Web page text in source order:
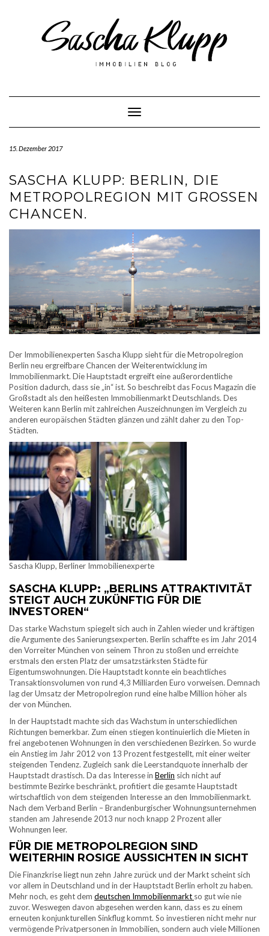
Toggle Navigation
15. Dezember 2017
SASCHA KLUPP: BERLIN, DIE
METROPOLREGION MIT GROSSEN C
HANCEN.
Der Immobilienexperten Sascha Klupp sieht für die Metropolregion
Berlin neu ergreifbare Chancen der Weiterentwicklung im
Immobilienmarkt. Die Hauptstadt ergreift eine außerordentliche
Position dadurch, dass sie „in“ ist. So beschreibt das Focus Magazin die
Großstadt als den heißesten Immobilienmarkt Deutschlands. Des
Weiteren kann Berlin mit zahlreichen Auszeichnungen im Vergleich zu
anderen europäischen Städten glänzen und zählt daher zu den Top-
Städten.
Sascha Klupp, Berliner Immobilienexperte
SASCHA KLUPP: „BERLINS ATTRAKTIVITÄT
STEIGT AUCH ZUKÜNFTIG FÜR DIE
INVESTOREN“
Das starke Wachstum spiegelt sich auch in Zahlen wieder und kräftigen
die Argumente des Sanierungsexperten. Berlin schaffte es im Jahr 2014
den Vorreiter München von seinem Thron zu stoßen und erreichte
erstmals den ersten Platz der umsatzstärksten Städte für
Eigentumswohnungen. Die Hauptstadt konnte ein beachtliches
Transaktionsvolumen von rund 4,3 Milliarden Euro vorweisen. Demnach
lag der Umsatz der Metropolregion rund eine halbe Million höher als
der von München.
In der Hauptstadt machte sich das Wachstum in unterschiedlichen
Richtungen bemerkbar. Zum einen stiegen kontinuierlich die Mieten in
frei angebotenen Wohnungen in den verschiedenen Bezirken. So wurde
ein Anstieg im Jahr 2012 von 13 Prozent festgestellt, mit einer weiter
steigenden Tendenz. Zugleich sank die Leerstandquote innerhalb der
Hauptstadt drastisch. Da das Interesse in Berlin sich nicht auf
bestimmte Bezirke beschränkt, profitiert die gesamte Hauptstadt
wirtschaftlich von dem steigenden Interesse an den Immobilienmarkt.
Nach dem Verband Berlin – Brandenburgischer Wohnungsunternehmen
standen am Jahresende 2013 nur noch knapp 2 Prozent aller
Wohnungen leer.
FÜR DIE METROPOLREGION SIND
WEITERHIN ROSIGE AUSSICHTEN IN SICHT
Die Finanzkrise liegt nun zehn Jahre zurück und der Markt scheint sich
vor allem in Deutschland und in der Hauptstadt Berlin erholt zu haben.
Mehr noch, es geht dem deutschen Immobilienmarkt so gut wie nie
zuvor. Weswegen davon abgesehen werden kann, dass es zu einem
erneuten konjunkturellen Sinkflug kommt. So investieren nicht mehr nur
vermögende Privatpersonen in Immobilien, sondern auch viele Millionen